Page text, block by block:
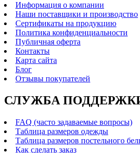
Информация о компании
Наши поставщики и производство
Сертификаты на продукцию
Политика конфиденциальности
Публичная оферта
Контакты
Карта сайта
Блог
Отзывы покупателей
СЛУЖБА
FAQ (часто задаваемые вопросы)
Таблица размеров одежды
Таблица размеров постельного
Как сделать заказ